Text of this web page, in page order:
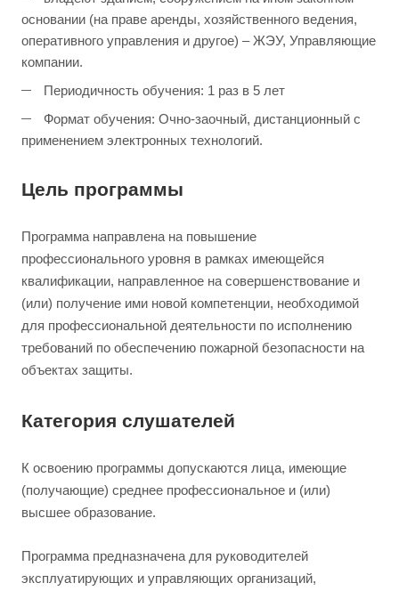
основании (на праве аренды, хозяйственного ведения,
оперативного управления и другое) – ЖЭУ, Управляющие
компании.
Периодичность обучения: 1 раз в 5 лет
Формат обучения: Очно-заочный, дистанционный с
применением электронных технологий.
Цель программы
Программа направлена на повышение
профессионального уровня в рамках имеющейся
квалификации, направленное на совершенствование и
(или) получение ими новой компетенции, необходимой
для профессиональной деятельности по исполнению
требований по обеспечению пожарной безопасности на
объектах защиты.
Категория слушателей
К освоению программы допускаются лица, имеющие
(получающие) среднее профессиональное и (или)
высшее образование.
Программа предназначена для руководителей
эксплуатирующих и управляющих организаций,